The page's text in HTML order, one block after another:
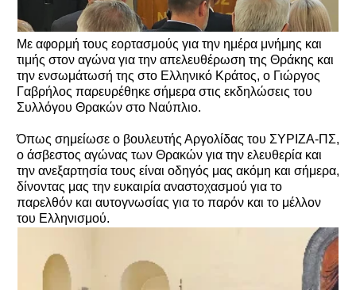
Με αφορμή τους εορτασμούς για την ημέρα μνήμης και
τιμής στον αγώνα για την απελευθέρωση της Θράκης και
την ενσωμάτωσή της στο Ελληνικό Κράτος, ο Γιώργος
Γαβρήλος παρευρέθηκε σήμερα στις εκδηλώσεις του
Συλλόγου Θρακών στο Ναύπλιο.
Όπως σημείωσε ο βουλευτής Αργολίδας του ΣΥΡΙΖΑ-ΠΣ,
ο άσβεστος αγώνας των Θρακών για την ελευθερία και
την ανεξαρτησία τους είναι οδηγός μας ακόμη και σήμερα,
δίνοντας μας την ευκαιρία αναστοχασμού για το
παρελθόν και αυτογνωσίας για το παρόν και το μέλλον
του Ελληνισμού.